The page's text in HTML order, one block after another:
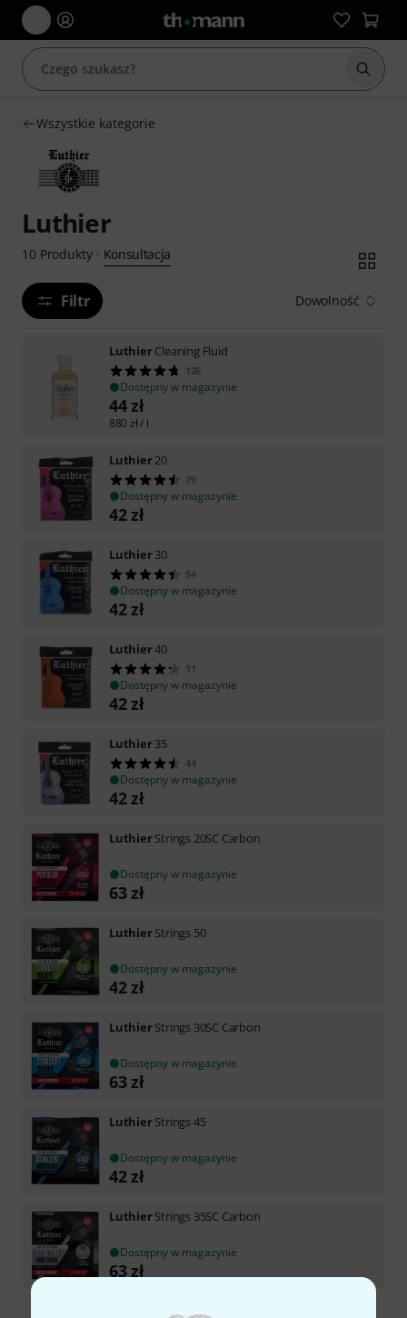
Wszystkie kategorie
Luthier
10 Produkty· Konsultacja
Filtr Dowolność
LuthierCleaning Fluid
126
Dostępny w magazynie
44zł
880 zł/ l
Luthier20
79
Dostępny w magazynie
42zł
Luthier30
54
Dostępny w magazynie
42zł
Luthier40
11
Dostępny w magazynie
42zł
Luthier35
44
Dostępny w magazynie
42zł
LuthierStrings 20SC Carbon
Dostępny w magazynie
63zł
LuthierStrings 50
Dostępny w magazynie
42zł
LuthierStrings 30SC Carbon
Dostępny w magazynie
63zł
LuthierStrings 45
Dostępny w magazynie
42zł
LuthierStrings 35SC Carbon
Dostępny w magazynie
63zł